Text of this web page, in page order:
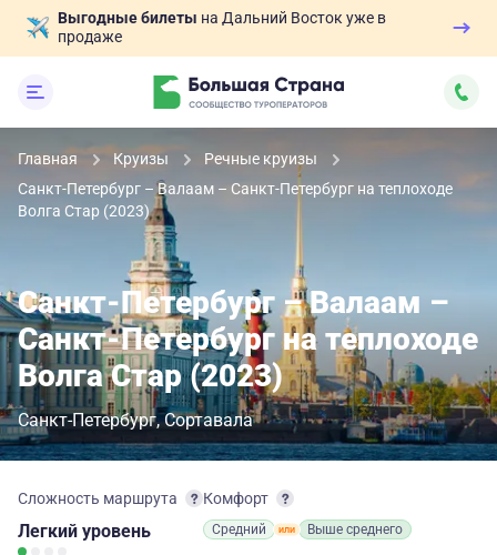
Выгодные билеты на Дальний Восток уже в
продаже
Главная Круизы
Речные круизы
Санкт-Петербург – Валаам – Санкт-Петербург на теплоходе
Волга Стар (2023)
Санкт-Петербург – Валаам –
Санкт-Петербург на теплоходе
Волга Стар (2023)
Санкт-Петербург Сортавала
Сложность маршрута
Легкий уровень
Комфорт
Средний Выше среднего